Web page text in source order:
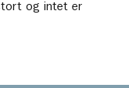
og intet er